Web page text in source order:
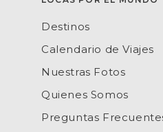
Destinos
Calendario de Viajes
Nuestras Fotos
Quienes Somos
Preguntas